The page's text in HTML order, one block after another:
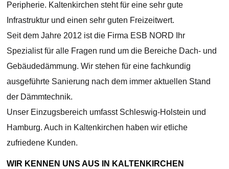
Peripherie. Kaltenkirchen steht für eine sehr gute
Infrastruktur und einen sehr guten Freizeitwert.
Seit dem Jahre 2012 ist die Firma ESB NORD Ihr
Spezialist für alle Fragen rund um die Bereiche Dach- und
Gebäudedämmung. Wir stehen für eine fachkundig
ausgeführte Sanierung nach dem immer aktuellen Stand
der Dämmtechnik.
Unser Einzugsbereich umfasst Schleswig-Holstein und
Hamburg. Auch in Kaltenkirchen haben wir etliche
zufriedene Kunden.
WIR KENNEN UNS AUS IN KALTENKIRCHEN